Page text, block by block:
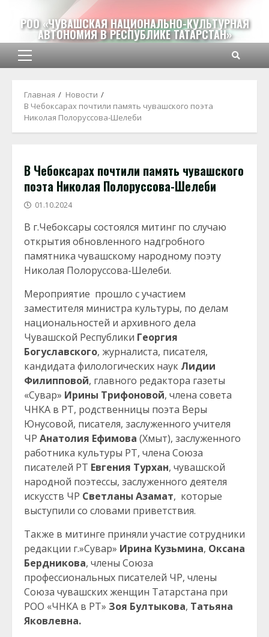
содержимому
РОО «ЧУВАШСКАЯ НАЦИОНАЛЬНО-КУЛЬТУРНАЯ
АВТОНОМИЯ В РЕСПУБЛИКЕ ТАТАРСТАН»
Основное
Главная
Новости
В Чебоксарах почтили память чувашского поэта
Николая Полоруссова-Шелеби
В Чебоксарах почтили память чувашского
поэта Николая Полоруссова-Шелеби
01.10.2024
В г.Чебоксары состоялся митинг по случаю
открытия обновленного надгробного
памятника чувашскому народному поэту
Николая Полоруссова-Шелеби.
Мероприятие прошло с участием
заместителя министра культуры, по делам
национальностей и архивного дела
Чувашской Республики Георгия
Богуславского, журналиста, писателя,
кандидата филологических наук Лидии
Филипповой, главного редактора газеты
«Сувар» Ирины Трифоновой, члена совета
ЧНКА в РТ, родственницы поэта Веры
Юнусовой, писателя, заслуженного учителя
ЧР Анатолия Ефимова (Хмыт), заслуженного
работника культуры РТ, члена Союза
писателей РТ Евгения Турхан, чувашской
народной поэтессы, заслуженного деятеля
искусств ЧР Светланы Азамат, которые
выступили со словами приветствия.
Также в митинге приняли участие сотрудники
редакции г.»Сувар» Ирина Кузьмина, Оксана
Бердникова, члены Союза
профессиональных писателей ЧР, члены
Союза чувашских женщин Татарстана при
РОО «ЧНКА в РТ» Зоя Бултыкова, Татьяна
Яковлевна.